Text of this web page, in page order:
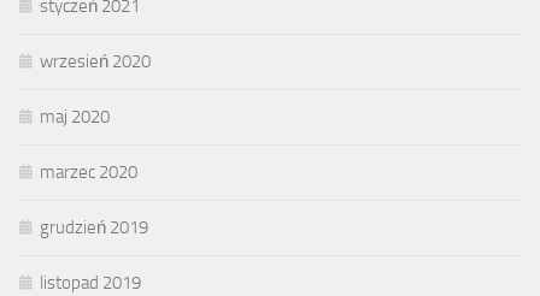
styczeń 2021
wrzesień 2020
maj 2020
marzec 2020
grudzień 2019
listopad 2019